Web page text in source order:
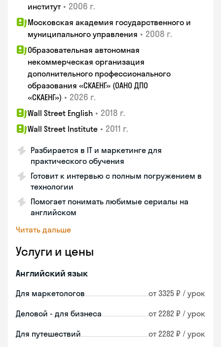
институт • 2006 г.
Московская академия государственного и
муниципального управления • 2008 г.
Образовательная автономная
некоммерческая организация
дополнительного профессионального
образования «СКАЕНГ» (ОАНО ДПО
«СКАЕНГ») • 2026 г.
Wall Street English • 2018 г.
Wall Street Institute • 2011 г.
Разбирается в IT и маркетинге для
практического обучения
Готовит к интервью с полным погружением в
технологии
Помогает понимать любимые сериалы на
английском
Читать дальше
Услуги и цены
Английский язык
Для маркетологов от 3325 ₽ / урок
Деловой - для бизнеса от 2282 ₽ / урок
Для путешествий от 2282 ₽ / урок